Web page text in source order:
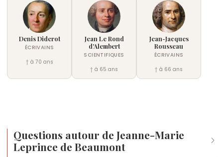
Denis Diderot
ÉCRIVAINS
† à 70 ans
Jean Le Rond
d'Alembert
SCIENTIFIQUES
† à 65 ans
Jean-Jacques
Rousseau
ÉCRIVAINS
† à 66 ans
Questions autour de Jeanne-Marie
Leprince de Beaumont